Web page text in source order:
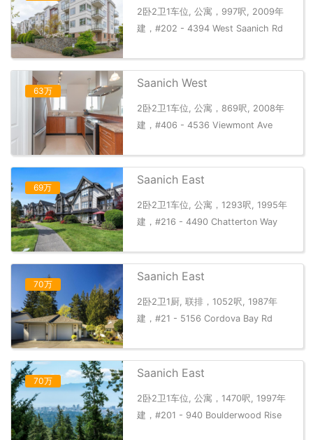
2卧2卫1车位, 公寓，997呎, 2009年
建，#202 - 4394 West Saanich Rd
63万
Saanich West
2卧2卫1车位, 公寓，869呎, 2008年
建，#406 - 4536 Viewmont Ave
69万
Saanich East
2卧2卫1车位, 公寓，1293呎, 1995年
建，#216 - 4490 Chatterton Way
70万
Saanich East
2卧2卫1厨, 联排，1052呎, 1987年
建，#21 - 5156 Cordova Bay Rd
70万
Saanich East
2卧2卫1车位, 公寓，1470呎, 1997年
建，#201 - 940 Boulderwood Rise